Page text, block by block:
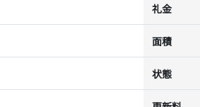
礼金
面積
状態